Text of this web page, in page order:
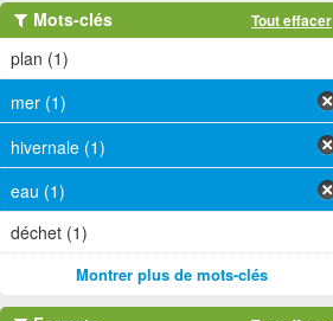
Mots-clés Tout effacer
plan (1)
mer (1)
hivernale (1)
eau (1)
déchet (1)
Montrer plus de mots-clés